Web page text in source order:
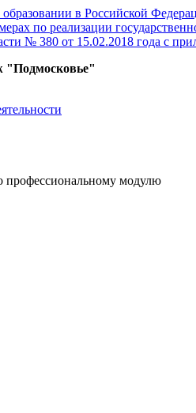
в Российской
по реализации
№ 380 от 15.02.2018 года с
профессиональному модулю